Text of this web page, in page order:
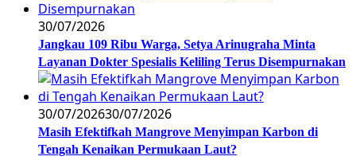
30/07/2026
Jangkau 109 Ribu Warga, Setya Arinugraha Minta
Layanan Dokter Spesialis Keliling Terus Disempurnakan
30/07/202630/07/2026
Masih Efektifkah Mangrove Menyimpan Karbon di
Tengah Kenaikan Permukaan Laut?